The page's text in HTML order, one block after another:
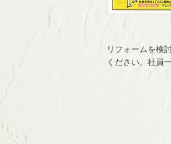
リフォームを検
ください。 社員